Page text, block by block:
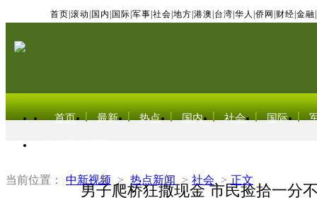
首页 滚动 国内 国际 军事 社会 地方 港澳 台湾 华人 侨网 财经 金融
首页 最新 热点 国内 社会 国际
当前位置： 中新视频 > 热点新闻 > 社会 > 正文
男子爬桥狂撒现金 市民捡拾一分